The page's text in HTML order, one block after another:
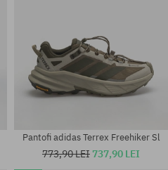
Pantofi adidas Terrex Freehiker Sl
773,90 LEI 737,90 LEI